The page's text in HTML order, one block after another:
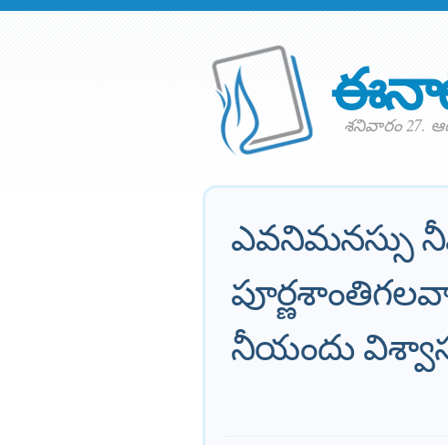
శనివారం 27.
ఎవనిమనస్సు
నీయందు